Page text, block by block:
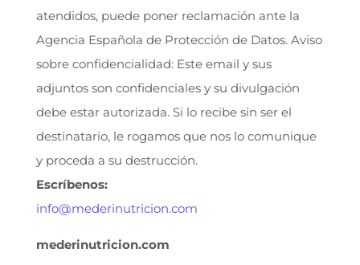
atendidos, puede poner reclamación ante la
Agencia Española de Protección de Datos. Aviso
sobre confidencialidad: Este email y sus
adjuntos son confidenciales y su divulgación
debe estar autorizada. Si lo recibe sin ser el
destinatario, le rogamos que nos lo comunique
y proceda a su destrucción.
Escríbenos:
info@mederinutricion.com
mederinutricion.com